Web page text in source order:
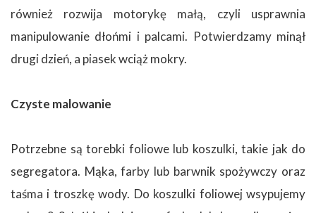
również rozwija motorykę małą, czyli usprawnia
manipulowanie dłońmi i palcami. Potwierdzamy minął
drugi dzień, a piasek wciąż mokry.
Czyste malowanie
Potrzebne są torebki foliowe lub koszulki, takie jak do
segregatora. Mąka, farby lub barwnik spożywczy oraz
taśma i troszkę wody. Do koszulki foliowej wsypujemy